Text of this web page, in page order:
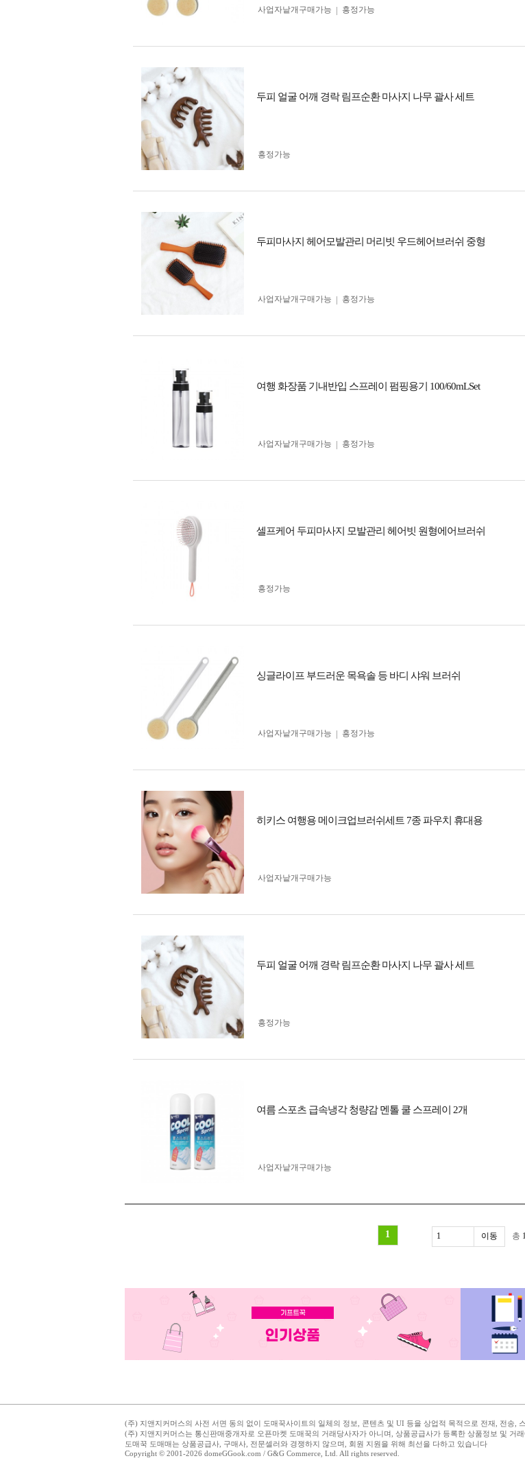
사업자 낱개구매가능 흥정가능
두피 얼굴 어깨 경락 림프순환 마사지 나무 괄사 세트
흥정가능
두피마사지 헤어모발관리 머리빗 우드헤어브러쉬 중형
사업자 낱개구매가능 흥정가능
여행 화장품 기내반입 스프레이 펌핑용기 100/60mLSet
사업자 낱개구매가능 흥정가능
셀프케어 두피마사지 모발관리 헤어빗 원형에어브러쉬
흥정가능
싱글라이프 부드러운 목욕솔 등 바디 샤워 브러쉬
사업자 낱개구매가능 흥정가능
히키스 여행용 메이크업브러쉬세트 7종 파우치 휴대용
사업자 낱개구매가능
두피 얼굴 어깨 경락 림프순환 마사지 나무 괄사 세트
흥정가능
여름 스포츠 급속냉각 청량감 멘톨 쿨 스프레이 2개
사업자 낱개구매가능
1 총
(주) 지앤지커머스의 사전 서면 동의 없이 도매꾹사이트의 일체의 정보, 콘텐츠 및 UI 등을 상업적 목적으로 전재, 전송,
(주) 지앤지커머스는 통신판매중개자로 오픈마켓 도매꾹의 거래당사자가 아니며, 상품공급사가 등록한 상품정보 및 거
도매꾹 도매매는 상품공급사, 구매사, 전문셀러와 경쟁하지 않으며, 회원 지원을 위해 최선을 다하고 있습니다
Copyright © 2001-2026 domeGGook.com / G&G Commerce, Ltd. All rights reserved.